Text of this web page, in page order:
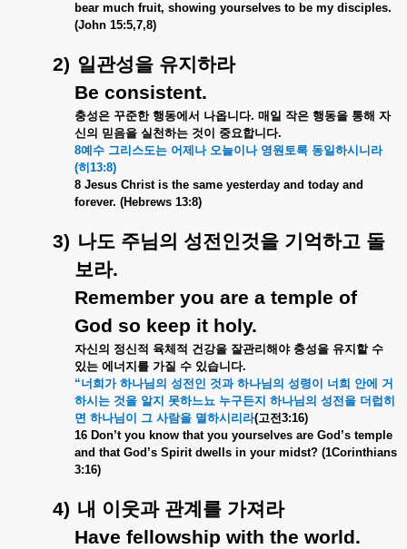
bear much fruit, showing yourselves to be my disciples.
(John 15:5,7,8)
2) 일관성을 유지하라
Be consistent.
충성은 꾸준한 행동에서 나옵니다. 매일 작은 행동을 통해 자
신의 믿음을 실천하는 것이 중요합니다.
8예수 그리스도는 어제나 오늘이나 영원토록 동일하시니라
(히 13:8)
8 Jesus Christ is the same yesterday and today and
forever. (Hebrews 13:8)
3) 나도 주님의 성전인것을 기억하고 돌
보라.
Remember you are a temple of
God so keep it holy.
자신의 정신적 육체적 건강을 잘관리해야 충성을 유지할 수
있는 에너지를 가질 수 있습니다.
“너희가 하나님의 성전인 것과 하나님의 성령이 너희 안에 거
하시는 것을 알지 못하느뇨 누구든지 하나님의 성전을 더럽히
면 하나님이 그 사람을 멸하시리라(고전3:16)
16 Don’t you know that you yourselves are God’s temple
and that God’s Spirit dwells in your midst? (1Corinthians
3:16)
4) 내 이웃과 관계를 가져라
Have fellowship with the world.